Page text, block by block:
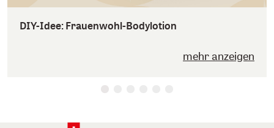
DIY-Idee: Frauenwohl-Bodylotion
mehr anzeigen